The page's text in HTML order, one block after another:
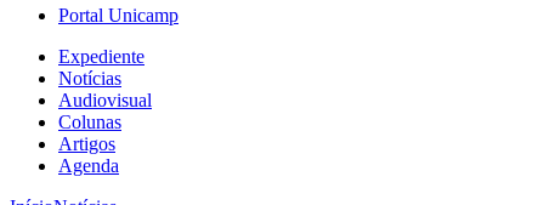
Portal Unicamp
Expediente
Notícias
Audiovisual
Colunas
Artigos
Agenda